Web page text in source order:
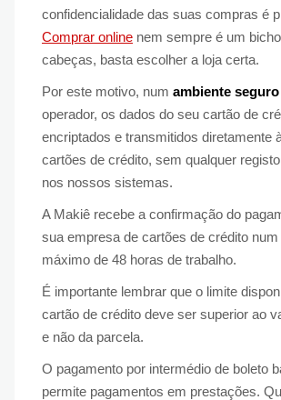
confidencialidade das suas compras é
Comprar online nem sempre é um
cabeças, basta escolher a loja certa.
Por este motivo, num ambiente seguro
operador, os dados do seu cartão de
encriptados e transmitidos diretamente
cartões de crédito, sem qualquer
nos nossos sistemas.
A Makiê recebe a confirmação do
sua empresa de cartões de crédito
máximo de 48 horas de trabalho.
É importante lembrar que o limite
cartão de crédito deve ser superior ao
e não da parcela.
O pagamento por intermédio de boleto
permite pagamentos em prestações.